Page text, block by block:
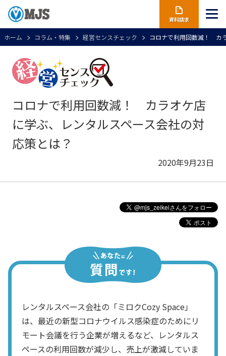
資料請求
ホーム コラム・特集 経営センスチェック コロナで利用回数減！ カ
コロナで利用回数減！ カラオケ店
に学ぶ、レンタルスペース会社の対
応策とは？
2020年9月23日
レンタルスペース会社の「ミロクCozy Space」
は、最近の新型コロナウイルス感染症のためにリ
モート会議を行う企業が増えるなど、レンタルス
ペースの利用回数が減少し、売上が激減していま